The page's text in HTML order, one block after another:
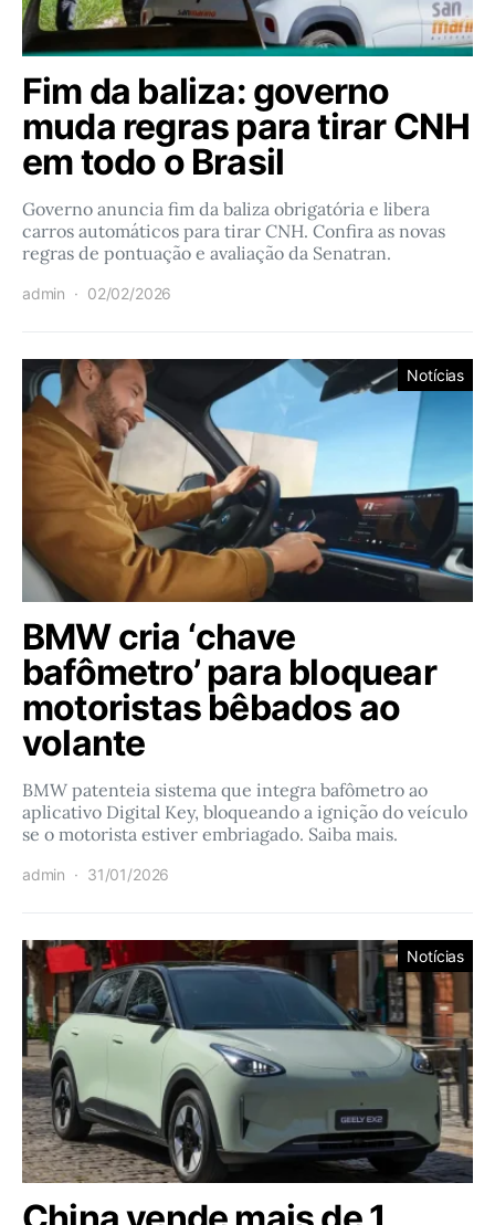
Fim da baliza: governo
muda regras para tirar CNH
em todo o Brasil
Governo anuncia fim da baliza obrigatória e libera
carros automáticos para tirar CNH. Confira as novas
regras de pontuação e avaliação da Senatran.
admin 02/02/2026
Notícias
BMW cria ‘chave
bafômetro’ para bloquear
motoristas bêbados ao
volante
BMW patenteia sistema que integra bafômetro ao
aplicativo Digital Key, bloqueando a ignição do veículo
se o motorista estiver embriagado. Saiba mais.
admin 31/01/2026
Notícias